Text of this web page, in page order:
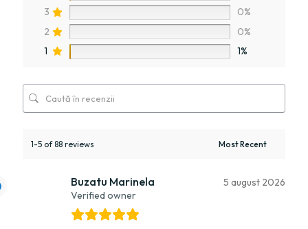
3
0%
2
0%
1
1%
1-5 of 88 reviews
Buzatu Marinela
Verified owner
5 august 2026